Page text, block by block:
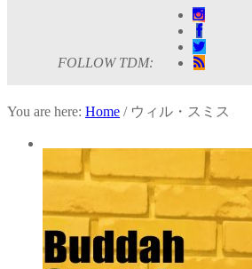
FOLLOW TDM:
You are here: Home / ウィル・スミス